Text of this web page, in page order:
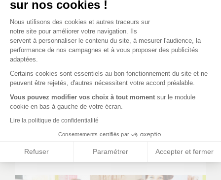
sur nos cookies !
Plateforme de Gestion du
Nous utilisons des cookies et autres traceurs sur
notre site pour améliorer votre navigation. Ils
servent à personnaliser le contenu du site, à mesurer l'audience, la
performance de nos campagnes et à vous proposer des publicités
adaptées.
Certains cookies sont essentiels au bon fonctionnement du site et ne
peuvent être rejetés, d'autres nécessitent votre accord préalable.
Vous pouvez modifier vos choix à tout moment sur le module
cookie en bas à gauche de votre écran.
Lire la politique de confidentialité
Consentements certifiés par
Refuser Paramétrer Accepter et fermer
24 juin 2026
Canicule et fortes chaleurs :
adoptez les bons réflexes pour